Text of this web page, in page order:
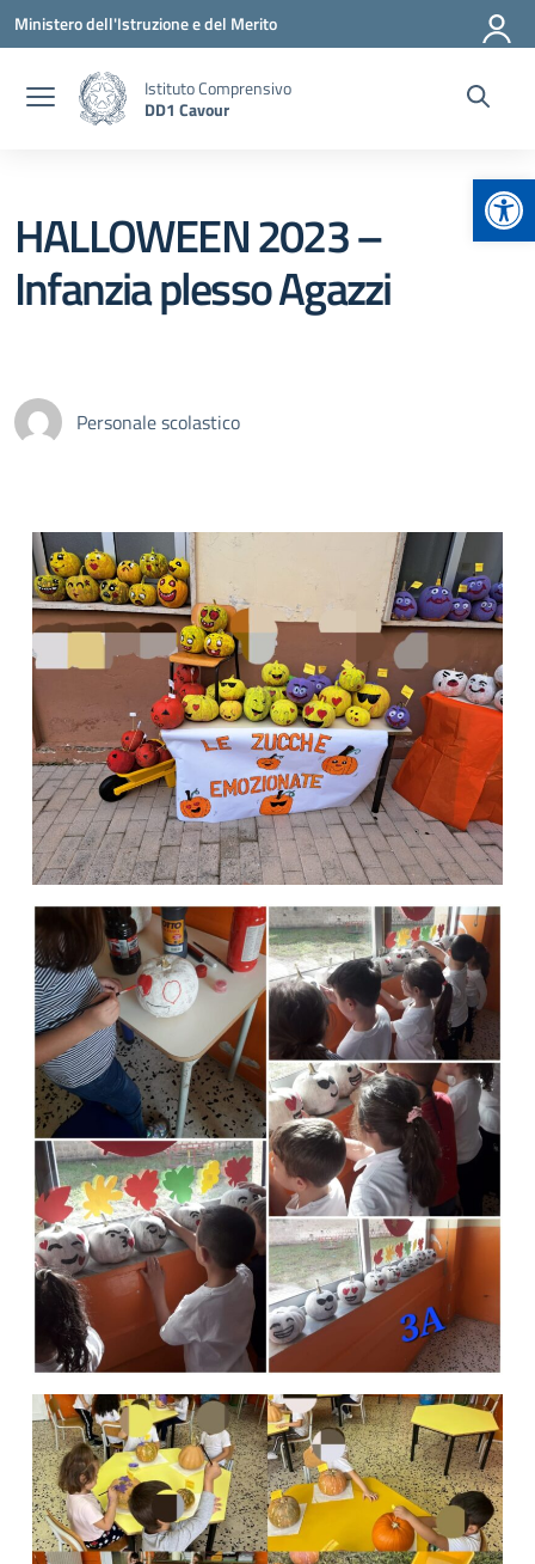
Vai ai contenuti
Vai al menu di navigazione
Vai al footer
Ministero dell'Istruzione e del Merito
Istituto Comprensivo
DD1 Cavour
HALLOWEEN 2023 –
Infanzia plesso Agazzi
Personale scolastico